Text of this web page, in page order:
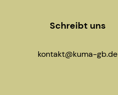
Schreibt uns
kontakt@kuma-gb.de